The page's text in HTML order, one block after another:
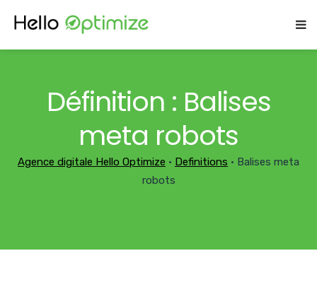
Définition : Balises
meta robots
Agence digitale Hello Optimize • Definitions • Balises meta
robots